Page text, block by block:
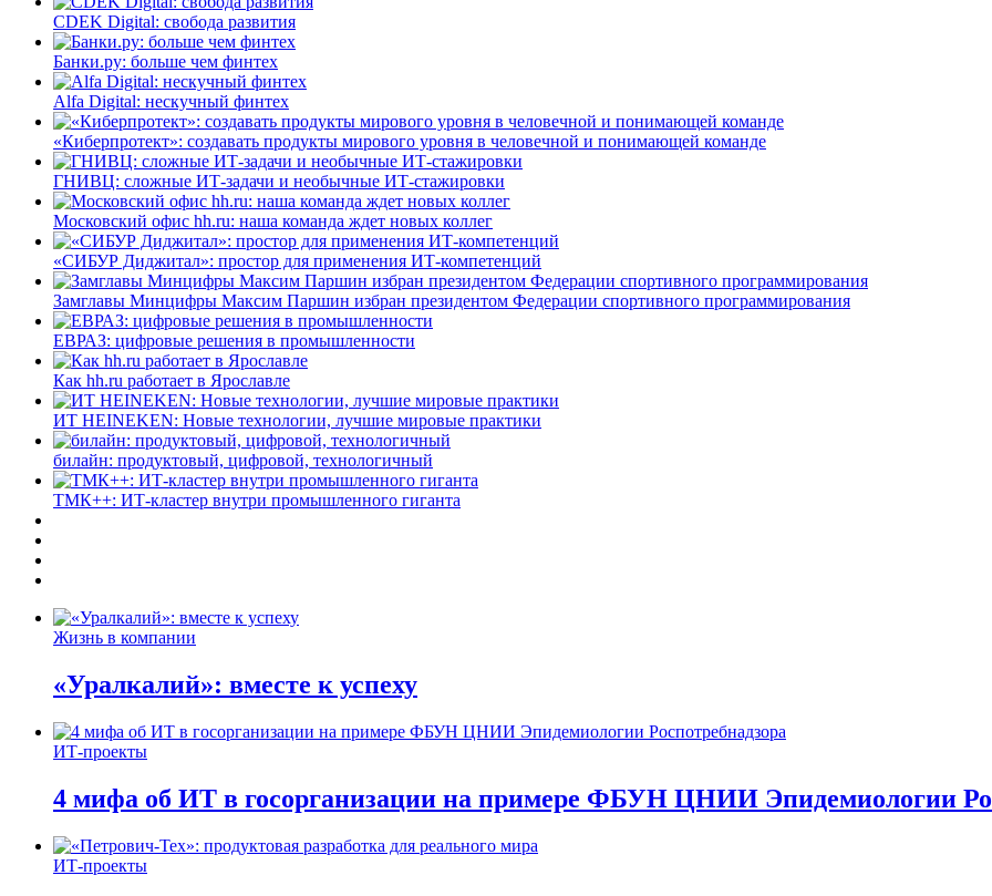
CDEK Digital: свобода развития
Банки.ру: больше чем финтех
Alfa Digital: нескучный финтех
«Киберпротект»: создавать продукты мирового уровня в человечной и понимающей команде
ГНИВЦ: сложные ИТ‑задачи и необычные ИТ‑стажировки
Московский офис hh.ru: наша команда ждет новых коллег
«СИБУР Диджитал»: простор для применения ИТ-компетенций
Замглавы Минцифры Максим Паршин избран президентом Федерации спортивного программирования
ЕВРАЗ: цифровые решения в промышленности
Как hh.ru работает в Ярославле
ИТ HEINEKEN: Новые технологии, лучшие мировые практики
билайн: продуктовый, цифровой, технологичный
ТМК++: ИТ-кластер внутри промышленного гиганта
Жизнь в компании
«Уралкалий»: вместе к успеху
ИТ-проекты
4 мифа об ИТ в госорганизации на примере ФБУН ЦНИИ Эпидемиологии
ИТ-проекты